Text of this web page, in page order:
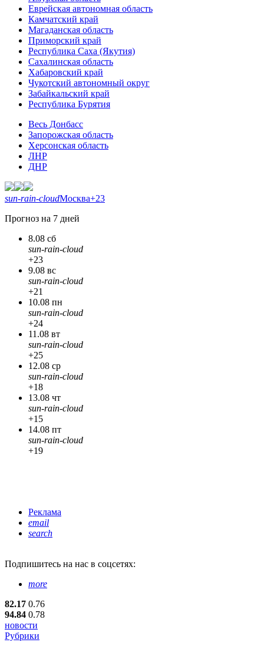
Еврейская автономная область
Камчатский край
Магаданская область
Приморский край
Республика Саха (Якутия)
Сахалинская область
Хабаровский край
Чукотский автономный округ
Забайкальский край
Республика Бурятия
Весь Донбасс
Запорожская область
Херсонская область
ЛНР
ДНР
sun-rain-cloudМосква+23
Прогноз на 7 дней
8.08 сб
sun-rain-cloud
+23
9.08 вс
sun-rain-cloud
+21
10.08 пн
sun-rain-cloud
+24
11.08 вт
sun-rain-cloud
+25
12.08 ср
sun-rain-cloud
+18
13.08 чт
sun-rain-cloud
+15
14.08 пт
sun-rain-cloud
+19
Реклама
email
search
Подпишитесь на нас в соцсетях:
more
82.17 0.76
94.84 0.78
новости
Рубрики